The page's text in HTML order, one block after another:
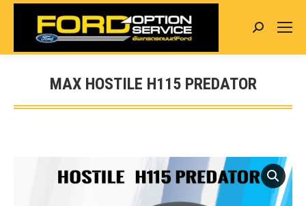
Search:
MAX HOSTILE H115 PREDATOR
You are here: